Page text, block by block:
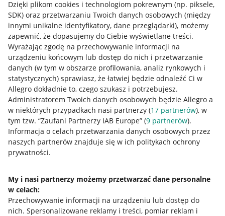
Dzięki plikom cookies i technologiom pokrewnym (np. piksele,
SDK) oraz przetwarzaniu Twoich danych osobowych (między
innymi unikalne identyfikatory, dane przeglądarki), możemy
zapewnić, że dopasujemy do Ciebie wyświetlane treści.
Wyrażając zgodę na przechowywanie informacji na
urządzeniu końcowym lub dostęp do nich i przetwarzanie
danych (w tym w obszarze profilowania, analiz rynkowych i
statystycznych) sprawiasz, że łatwiej będzie odnaleźć Ci w
Allegro dokładnie to, czego szukasz i potrzebujesz.
Administratorem Twoich danych osobowych będzie Allegro a
w niektórych przypadkach nasi partnerzy (17 partnerów), w
tym tzw. “Zaufani Partnerzy IAB Europe” (9 partnerów).
Informacja o celach przetwarzania danych osobowych przez
naszych partnerów znajduje się w ich politykach ochrony
prywatności.
My i nasi partnerzy możemy przetwarzać dane personalne
w celach:
Przechowywanie informacji na urządzeniu lub dostęp do
nich. Spersonalizowane reklamy i treści, pomiar reklam i
Przydatne informacje
Jak to działa
Allegro Gadane dla sprzedających
Allegro Gadane dla kupujących